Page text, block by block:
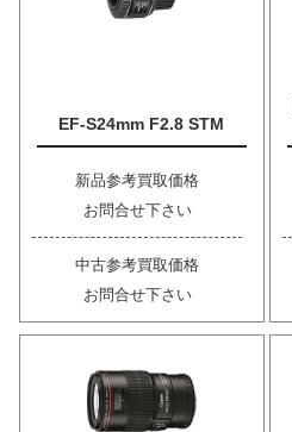
EF-S24mm F2.8 STM
新品参考買取価格
お問合せ下さい
中古参考買取価格
お問合せ下さい